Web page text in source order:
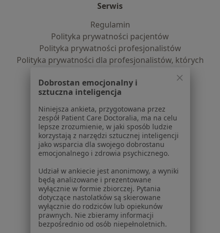
Serwis
Regulamin
Polityka prywatności pacjentów
Polityka prywatności profesjonalistów
Polityka prywatności dla profesjonalistów, których
Polityka cookies
Jak działają wyniki wyszukiwania
Dostępność
O nas
Praca Rekrutujemy!
Partnerzy
Centrum prasowe
Kontakt
Dla pacjentów
Lekarze
Placówki medyczne
Pytania i odpowiedzi
Dobrostan emocjonalny i
sztuczna inteligencja
Niniejsza ankieta, przygotowana przez
zespół Patient Care Doctoralia, ma na celu
lepsze zrozumienie, w jaki sposób ludzie
korzystają z narzędzi sztucznej inteligencji
jako wsparcia dla swojego dobrostanu
emocjonalnego i zdrowia psychicznego.
Udział w ankiecie jest anonimowy, a wyniki
będą analizowane i prezentowane
wyłącznie w formie zbiorczej. Pytania
dotyczące nastolatków są skierowane
wyłącznie do rodziców lub opiekunów
prawnych. Nie zbieramy informacji
bezpośrednio od osób niepełnoletnich.